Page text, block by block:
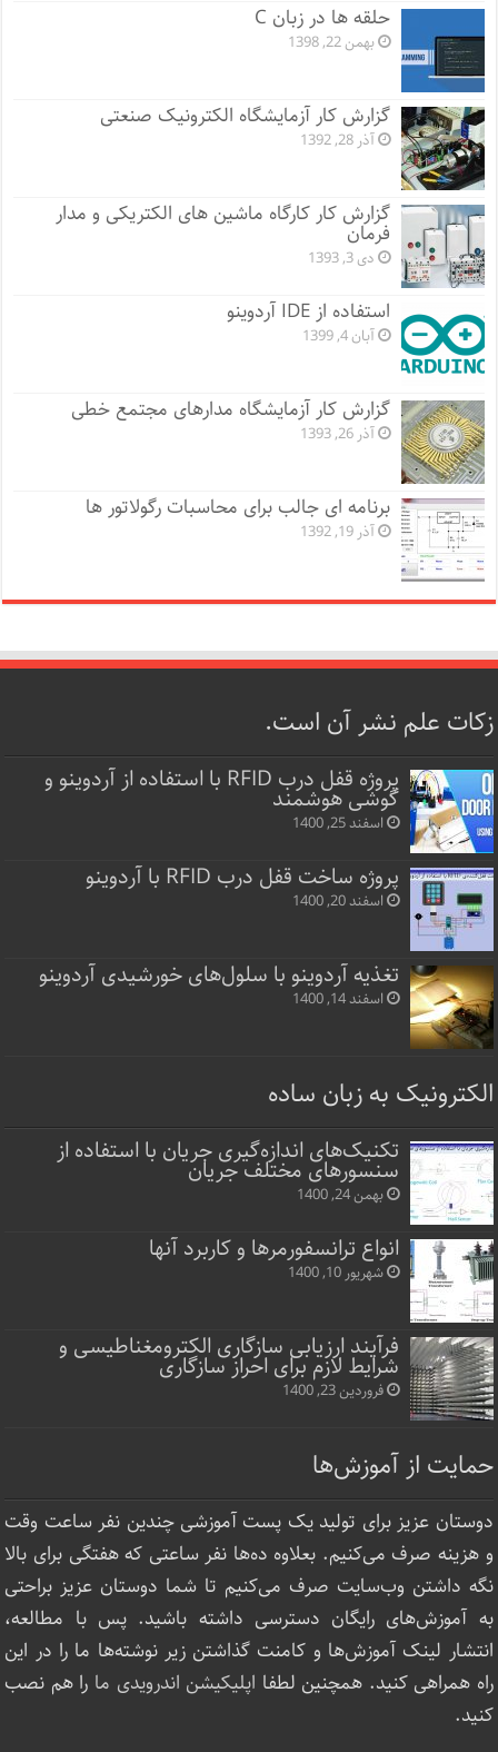
حلقه ها در زبان C
بهمن 22, 1398
گزارش کار آزمایشگاه الکترونیک صنعتی
آذر 28, 1392
گزارش کار کارگاه ماشین های الکتریکی و مدار
فرمان
دی 3, 1393
استفاده از IDE آردوینو
آبان 4, 1399
گزارش کار آزمایشگاه مدارهای مجتمع خطی
آذر 26, 1393
برنامه ای جالب برای محاسبات رگولاتور ها
آذر 19, 1392
زکات علم نشر آن است.
پروژه قفل‌ درب RFID با استفاده از آردوینو و
گوشی هوشمند
اسفند 25, 1400
پروژه ساخت قفل‌ درب RFID با آردوینو
اسفند 20, 1400
تغذیه آردوینو با سلول‌های خورشیدی آردوینو
اسفند 14, 1400
الکترونیک به زبان ساده
تکنیک‌های اندازه‌گیری جریان با استفاده از
سنسورهای مختلف جریان
بهمن 24, 1400
انواع ترانسفورمرها و کاربرد آنها
شهریور 10, 1400
فرآیند ارزیابی سازگاری الکترومغناطیسی و
شرایط لازم برای احراز سازگاری
فروردین 23, 1400
حمایت از آموزش‌ها
دوستان عزیز برای تولید یک پست آموزشی چندین نفر ساعت‌ وقت
و هزینه صرف می‌کنیم. بعلاوه ده‌ها نفر ساعتی که هفتگی برای بالا
نگه داشتن وب‌سایت صرف ‌می‌کنیم تا شما دوستان عزیز براحتی
به آموزش‌های رایگان دسترسی داشته باشید. پس با مطالعه،
انتشار لینک‌ آموزش‌ها و کامنت گذاشتن زیر نوشته‌‌ها ما را در این
راه همراهی کنید. همچنین لطفا اپلیکیشن اندرویدی ما را هم نصب
کنید.